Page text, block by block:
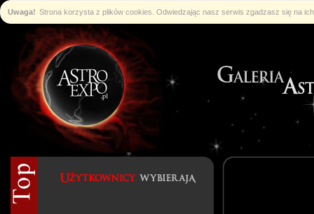
Uwaga! Strona korzysta z plików cookies. Odwiedzając nasz serwis zgadzasz się na